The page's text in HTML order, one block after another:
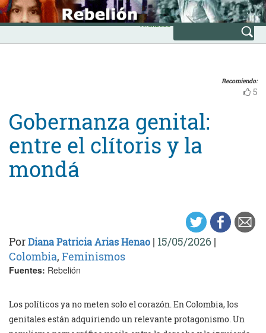
Skip
to
content
INICIO
Avanzada
Recomiendo:
5
Gobernanza genital:
entre el clítoris y la
mondá
PorDiana Patricia Arias Henao | 15/05/2026 |
Colombia, Feminismos
Fuentes: Rebelión
Los políticos ya no meten solo el corazón. En Colombia, los
genitales están adquiriendo un relevante protagonismo. Un